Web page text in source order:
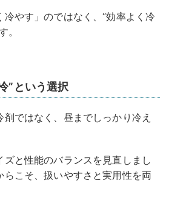
冷やす」のではなく、“効率よく冷
。
”という選択
ではなく、昼までしっかり冷え
ズと性能のバランスを見直しまし
らこそ、扱いやすさと実用性を両